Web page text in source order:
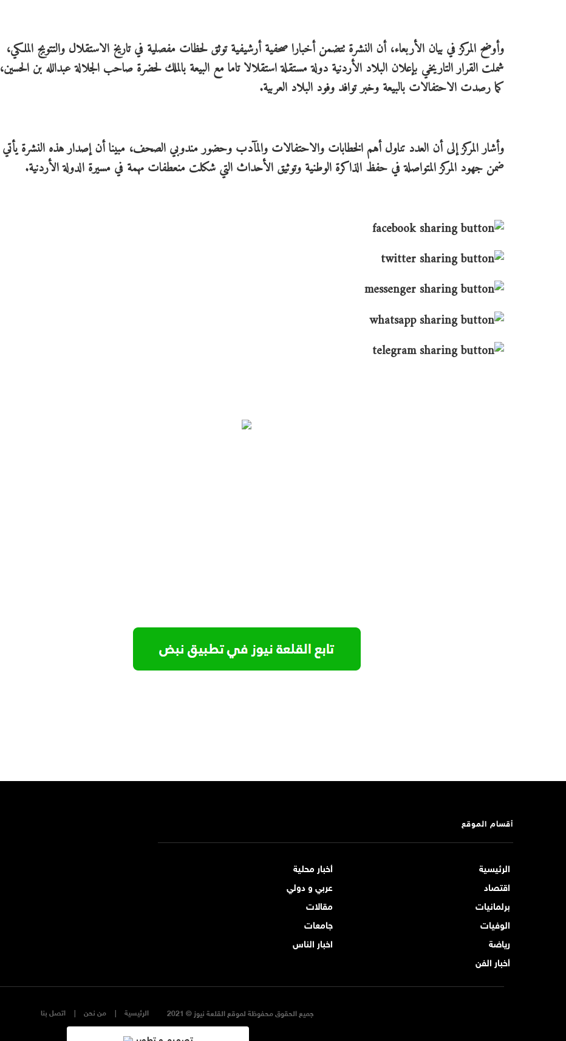
وأوضح المركز في بيان الأربعاء، أن النشرة تتضمن أخبارا صحفية أرشيفية توثق لحظات مفصلية في تاريخ الاستقلال والتتويج الملكي،
شملت القرار التاريخي بإعلان البلاد الأردنية دولة مستقلة استقلالا تاما مع البيعة بالملك لحضرة صاحب الجلالة عبدالله بن الحسين،
كما رصدت الاحتفالات بالبيعة وخبر توافد وفود البلاد العربية.
وأشار المركز إلى أن العدد تناول أهم الخطابات والاحتفالات والمآدب وحضور مندوبي الصحف، مبينا أن إصدار هذه النشرة يأتي
ضمن جهود المركز المتواصلة في حفظ الذاكرة الوطنية وتوثيق الأحداث التي شكلت منعطفات مهمة في مسيرة الدولة الأردنية.
أقسام الموقع
الرئيسية
أخبار محلية
اقتصاد
عربي و دولي
برلمانيات
مقالات
الوفيات
جامعات
رياضة
اخبار الناس
أخبار الفن
جميع الحقوق محفوظة لموقع القلعة نيوز © 2021 اتصل بنا من نحن الرئيسية